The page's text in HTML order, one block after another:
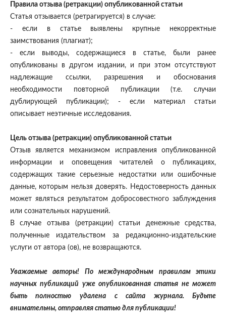
Правила отзыва (ретракции) опубликованной статьи
Статья отзывается (ретрагируется) в случае:
- если в статье выявлены крупные некорректные
заимствования (плагиат);
- если выводы, содержащиеся в статье, были ранее
опубликованы в другом издании, и при этом отсутствуют
надлежащие ссылки, разрешения и обоснования
необходимости повторной публикации (т.е. случаи
дублирующей публикации); - если материал статьи
описывает неэтичные исследования.
Цель отзыва (ретракции) опубликованной статьи
Отзыв является механизмом исправления опубликованной
информации и оповещения читателей о публикациях,
содержащих такие серьезные недостатки или ошибочные
данные, которым нельзя доверять. Недостоверность данных
может являться результатом добросовестного заблуждения
или сознательных нарушений.
В случае отзыва (ретракции) статьи денежные средства,
полученные издательством за редакционно-издательские
услуги от автора (ов), не возвращаются.
Уважаемые авторы! По международным правилам этики
научных публикаций уже опубликованная статья не может
быть полностью удалена с сайта журнала. Будьте
внимательны, отправляя статью для публикации!